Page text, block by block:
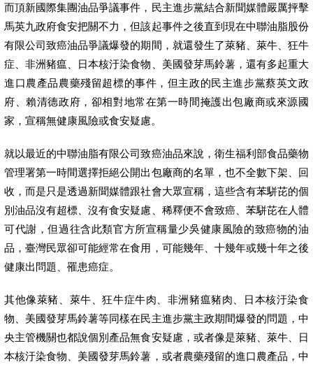
而頂新國際集團油品爭議事件，民主進步黨結合新聞媒體嚴厲抨擊
馬英九政府食安把關不力，但該起事件之後直到現在中聯油脂股份
有限公司致癌油品爭議爆發的期間，就還發生了萊豬、萊牛、狂牛
症、非洲豬瘟、日本核汙染食物、美國發芽馬鈴薯，還有多起重大
進口農產品農藥殘留超標的事件，但主政的民主進步黨蔡英文政
府、賴清德政府，卻相對地常在第一時間掩護出包廠商或來源國
家，宣稱無健康風險或食安疑慮。
就以最近的中聯油脂有限公司致癌油品來說，衛生福利部食品藥物
管理署第一時間選擇拒絕公開出包廠商的名單，也不全數下架、回
收，而是只是透過新聞媒體跟社會大眾宣稱，這些含有苯駢芘的個
別油品沒有超標、沒有食安疑慮、稀釋便不會致癌、苯駢芘在人體
可代謝，但過往含此類官方所宣稱量少吳健康風險的致癌物的油
品，臺灣民眾卻可能經常在食用，可能幾年、十幾年或幾十年之後
健康出問題、罹患癌症。
其他像萊豬、萊牛、狂牛症牛肉、非洲豬瘟豬肉、日本核汙染食
物、美國發芽馬鈴薯等同樣在民主進步黨主政期間爆發的問題，中
央主管機關也都說個別產品無食安疑慮，或者像是萊豬、萊牛、日
本核汙染食物、美國發芽馬鈴薯，或者農藥殘留的進口農產品，中